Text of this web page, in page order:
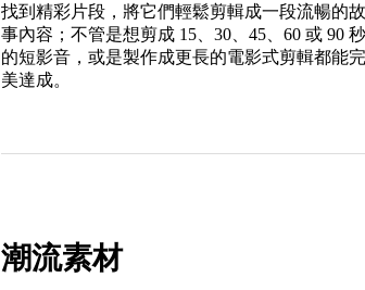
找到精彩片段，將它們輕鬆剪輯成一段流暢的故
事內容；不管是想剪成 15、30、45、60 或 90 秒
的短影音，或是製作成更長的電影式剪輯都能完
美達成。
潮流素材